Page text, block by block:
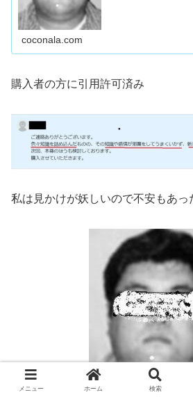
coconala.com
購入者の方に引用許可済み
私は見かけが妖しいので不安もあっ
メニュー ホーム 検索